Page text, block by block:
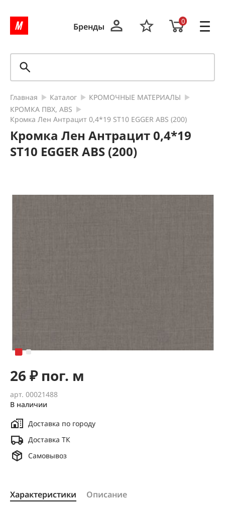
Бренды
0
Главная Каталог
КРОМОЧНЫЕ МАТЕРИАЛЫ
КРОМКА ПВХ, ABS
Кромка Лен Антрацит 0,4*19 ST10 EGGER ABS (200)
Кромка Лен Антрацит 0,4*19
ST10 EGGER ABS (200)
арт. 00021488
В наличии
Доставка по городу
Доставка ТК
Самовывоз
26 ₽ пог. м
Характеристики Описание